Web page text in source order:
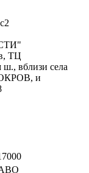
ТЦ
вблизи села
и